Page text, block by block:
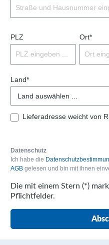
PLZ Ort*
Land*
Lieferadresse weicht von
Datenschutz
Ich habe die
AGB gelesen und bin mit ihnen
Die mit einem Stern (*)
Pflichtfelder.